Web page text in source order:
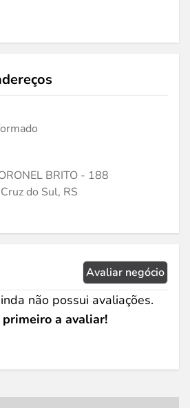
BRITO - 188
do Sul, RS
Avaliar negócio
não possui avaliações.
primeiro a avaliar!